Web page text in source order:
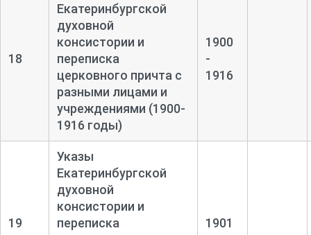
18
Екатеринбургской
духовной
консистории и
переписка
церковного причта с
разными лицами и
учреждениями (1900-
1916 годы)
1900
-
1916
19
Указы
Екатеринбургской
духовной
консистории и
переписка
1901